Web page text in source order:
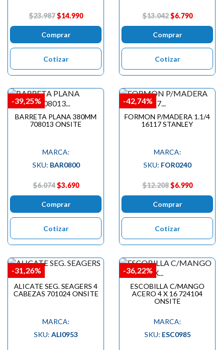
$23.987 $14.990
Comprar
Cotizar
$13.042 $6.790
Comprar
Cotizar
BARRETA PLANA 380MM
708013 ONSITE
MARCA:
SKU: BAR0800
$6.074 $3.690
Comprar
Cotizar
-39,25%
FORMON P/MADERA 1.1/4
16117 STANLEY
MARCA:
SKU: FOR0240
$12.208 $6.990
Comprar
Cotizar
-42,74%
ALICATE SEG. SEAGERS 4
CABEZAS 701024 ONSITE
MARCA:
SKU: ALI0953
-31,26%
ESCOBILLA C/MANGO
ACERO 4 X 16 724104
ONSITE
MARCA:
SKU: ESC0985
-36,22%